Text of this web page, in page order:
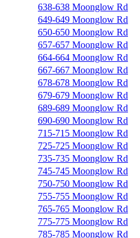
638-638 Moonglow Rd
649-649 Moonglow Rd
650-650 Moonglow Rd
657-657 Moonglow Rd
664-664 Moonglow Rd
667-667 Moonglow Rd
678-678 Moonglow Rd
679-679 Moonglow Rd
689-689 Moonglow Rd
690-690 Moonglow Rd
715-715 Moonglow Rd
725-725 Moonglow Rd
735-735 Moonglow Rd
745-745 Moonglow Rd
750-750 Moonglow Rd
755-755 Moonglow Rd
765-765 Moonglow Rd
775-775 Moonglow Rd
785-785 Moonglow Rd